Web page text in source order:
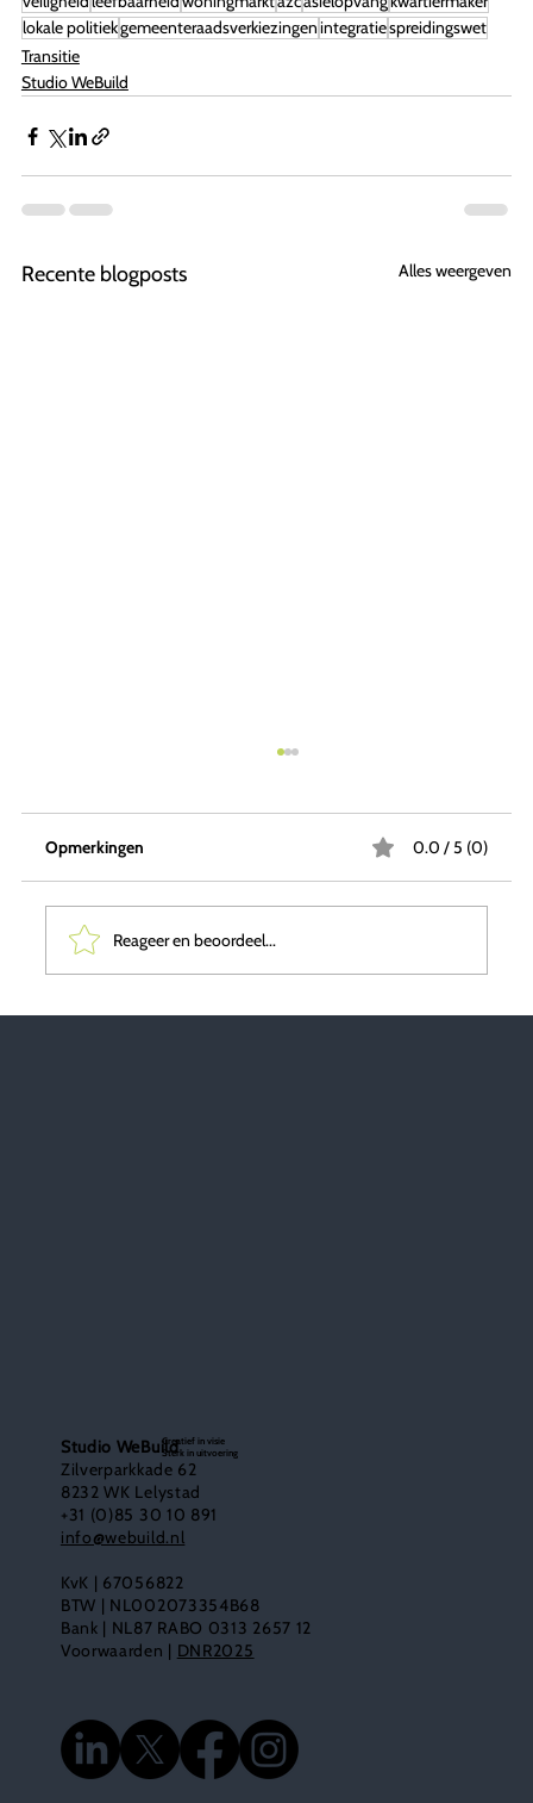
lokale politiekgemeenteraadsverkiezingenintegratiespreidingswet
Transitie
Studio WeBuild
Recente blogposts Alles weergeven
Opmerkingen 0.0 / 5 (0)
Reageer en beoordeel...
Studio WeBuild
Zilverparkkade 62
8232 WK Lelystad
+31 (0)85 30 10 891
info@webuild.nl
KvK | 67056822
BTW | NL002073354B68
Bank | NL87 RABO 0313 2657 12
Voorwaarden | DNR2025
Creatief in visie
Sterk in uitvoering